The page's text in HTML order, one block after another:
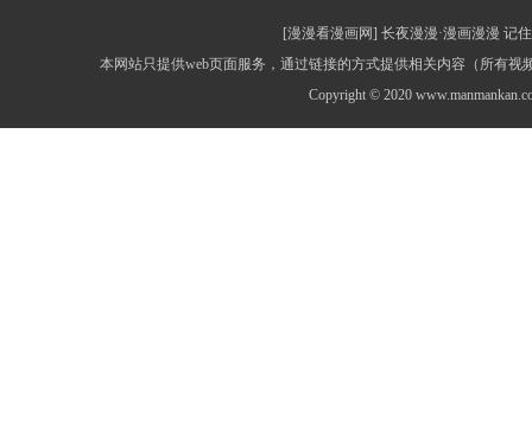
[漫漫看漫画网] 长夜漫漫·漫画漫漫 记
本网站只提供web页面服务，通过链接的方式提供相关内容（所有
Copyright © 2020